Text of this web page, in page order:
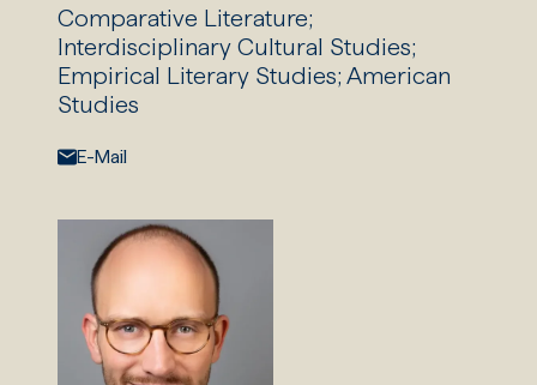
Comparative Literature;
Interdisciplinary Cultural Studies;
Empirical Literary Studies; American
Studies
E-Mail:
E-Mail